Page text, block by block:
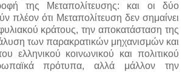
της Μεταπολίτευσης: και οι δύο
πλέον ότι Μεταπολίτευση δεν σημαίνει
κράτους, την αποκατάσταση της
των παρακρατικών μηχανισμών και
ελληνικού κοινωνικού και πολιτικού
πρότυπα, αλλά μάλλον την